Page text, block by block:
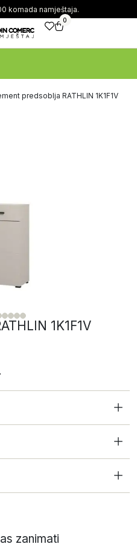
komada namještaja.
0
predsoblja RATHLIN 1K1F1V
1K1F1V
zanimati